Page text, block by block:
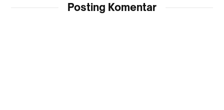
Posting Komentar